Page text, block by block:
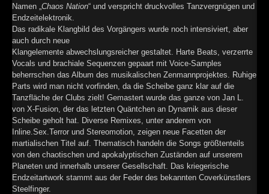
Namen „ Chaos Nation“ und verspricht druckvolles Tanzvergnügen und
Endzeitelektronik.
Das radikale Klangbild des Vorgängers wurde noch intensiviert, aber
auch durch neue
Klangelemente abwechslungsreicher gestaltet. Harte Beats, verzerrte
Vocals und brachiale Sequenzen gepaart mit Voice-Samples
beherrschen das Album des musikalischen Zenmannprojektes. Ruhige
Parts wird man nicht vorfinden, da die Scheibe ganz klar auf die
Tanzfläche der Clubs zielt! Gemastert wurde das ganze von Jan L.
von X-Fusion, der das letzten Quäntchen an Dynamik aus dieser
Scheibe geholt hat. Diverse Remixes, unter anderem von
Inline.Sex.Terror und Stereomotion, zeigen neue Facetten der
martialischen Titel auf. Thematisch handeln die Songs größtenteils
von den chaotischen und apokalyptischen Zuständen auf unserem
Planeten und innerhalb unserer Gesellschaft. Das kriegerische
Endzeitartwork stammt aus der Feder des bekannten Coverkünstlers
Steelfinger.